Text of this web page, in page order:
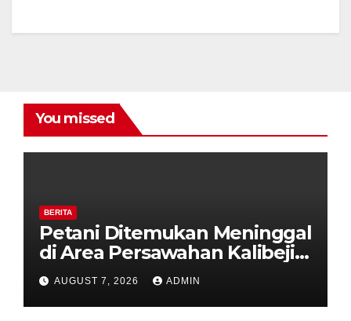
You missed
BERITA
Petani Ditemukan Meninggal
di Area Persawahan Kalibeji,
Polisi Pastikan Tidak Ada
Tanda Kekerasan
AUGUST 7, 2026 ADMIN